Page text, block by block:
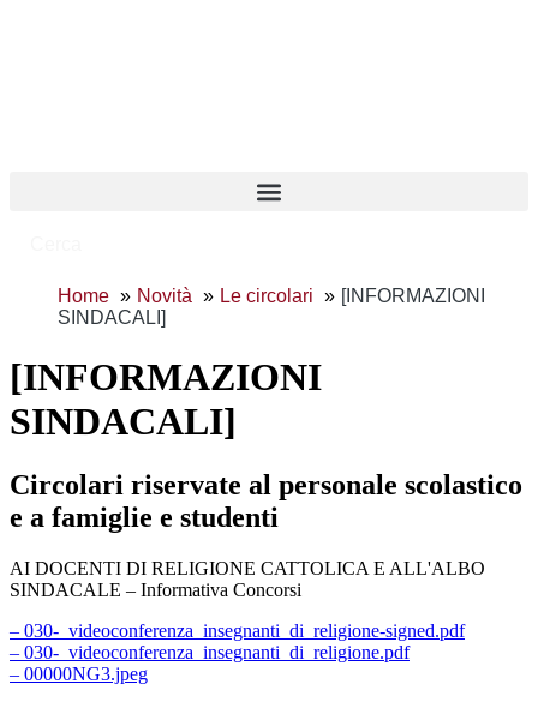
Home Novità Le circolari
[INFORMAZIONI
SINDACALI]
[INFORMAZIONI
SINDACALI]
Circolari riservate al personale scolastico
e a famiglie e studenti
AI DOCENTI DI RELIGIONE CATTOLICA E ALL'ALBO
SINDACALE – Informativa Concorsi
– 030-_videoconferenza_insegnanti_di_religione-signed.pdf
– 030-_videoconferenza_insegnanti_di_religione.pdf
– 00000NG3.jpeg